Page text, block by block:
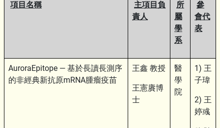
項目名稱
主項目負
責人
所
屬
學
系
參
會代
表
AuroraEpitope — 基於長讀長測序
的非經典新抗原mRNA腫瘤疫苗
王鑫 教授
王憲賡博
士
醫
學
院
1) 王
子瑋
2) 王
婷彧